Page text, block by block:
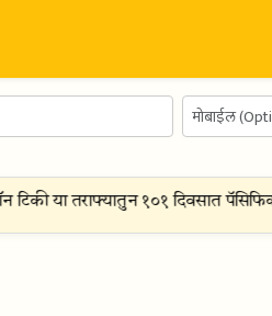
या तराफ्यातुन १०१ दिवसात पॅसिफिक